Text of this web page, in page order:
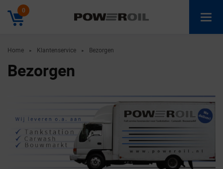
0
Home ► Klantenservice ► Bezorgen
Bezorgen